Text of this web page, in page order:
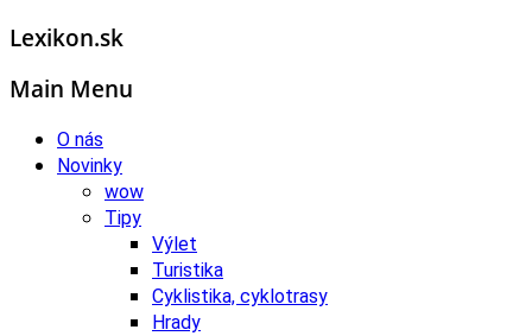
Lexikon.sk
Main Menu
O nás
Novinky
wow
Tipy
Výlet
Turistika
Cyklistika, cyklotrasy
Hrady